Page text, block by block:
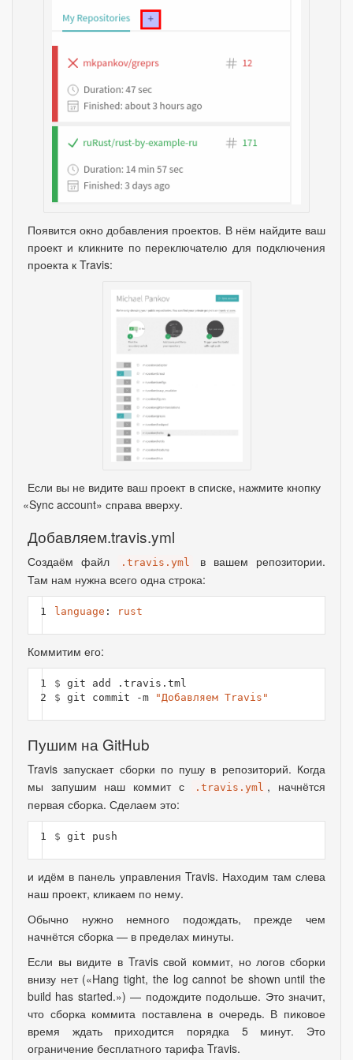
Появится окно добавления проектов. В нём найдите ваш
проект и кликните по переключателю для подключения
проекта к Travis:
Если вы не видите ваш проект в списке, нажмите кнопку
«Sync account» справа вверху.
Добавляем.travis.yml
Создаём файл .travis.yml
в вашем репозитории.
Там нам нужна всего одна строка:
1 language : rust
Коммитим его:
1
2
$
$ git commit -m "Добавляем Travis"
Пушим на GitHub
Travis запускает сборки по пушу в репозиторий. Когда
мы запушим наш коммит с
.travis.yml , начнётся
первая сборка. Сделаем это:
1 $
и идём в панель управления Travis. Находим там слева
наш проект, кликаем по нему.
Обычно нужно немного подождать,
прежде чем
начнётся сборка — в пределах минуты.
Если вы видите в Travis свой коммит, но логов сборки
внизу нет («Hang tight, the log cannot be shown until the
build has started.») — подождите подольше. Это значит,
что сборка коммита поставлена в очередь. В пиковое
время ждать приходится порядка 5 минут. Это
ограничение бесплатного тарифа Travis.